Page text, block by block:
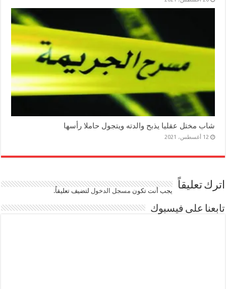
شاب مختل عقليا يذبح والدته ويتجول حاملا رأسها
12 أغسطس، 2021
اترك تعليقاً يجب أنت تكون مسجل الدخوللتضيف تعليقاً.
تابعنا على فيسبوك